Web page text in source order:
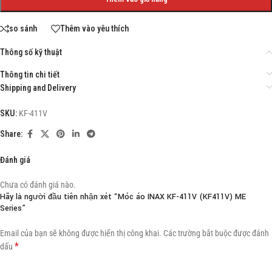
so sánh Thêm vào yêu thích
Thông số kỹ thuật
Thông tin chi tiết
Shipping and Delivery
SKU: KF-411V
Share:
Đánh giá
Chưa có đánh giá nào.
Hãy là người đầu tiên nhận xét “Móc áo INAX KF-411V (KF411V) ME
Series”
Email của bạn sẽ không được hiển thị công khai. Các trường bắt buộc được đánh
dấu *